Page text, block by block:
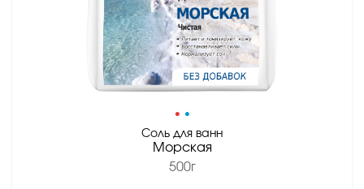
• •
Соль для ванн
Морская
500г